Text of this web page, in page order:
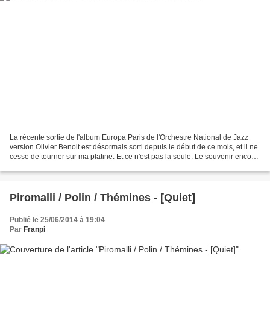
La récente sortie de l'album Europa Paris de l'Orchestre National de Jazz
version Olivier Benoit est désormais sorti depuis le début de ce mois, et il ne
cesse de tourner sur ma platine. Et ce n'est pas la seule. Le souvenir encore
Piromalli / Polin / Thémines - [Quiet]
Publié le 25/06/2014 à 19:04
Par Franpi